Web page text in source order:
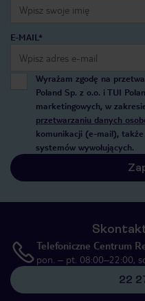
E-MAIL*
Wyrażam zgodę na
Poland Sp. z o.o. i TUI
marketingowych, w
przetwarzaniu danych
komunikacji (e-mail),
systemów wywołujących.
Telefoniczne Centrum
pon. – pt. 08:00–22:00,
22